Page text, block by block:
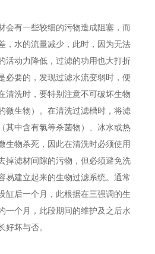
会有一些较细的污物造成阻塞，而
，水的流量减少，此时，因为无法
活动力降低，过滤的功用也大打折
必要的，发现过滤水流变弱时，便
清洗时，要特别注意不可破坏生物
微生物）。在清洗过滤槽时，将滤
其中含有氯等杀菌物）、冰水或热
生物杀死，因此在清洗时必须使用
掉滤材间隙的污物，但必须避免洗
易建立起来的生物过滤系统。通常
缸后一个月，此根据在三强调的生
一个月，此段期间的维护及之后水
好坏与否。